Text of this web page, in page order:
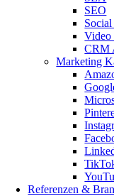
SEO
Video
CRM
Marketing
Referenzen &